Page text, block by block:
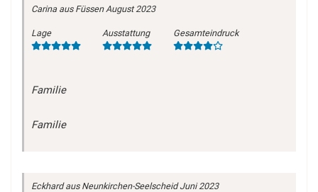
Carina aus Füssen August 2023
Lage Ausstattung Gesamteindruck
Familie
Familie
Eckhardaus Neunkirchen-Seelscheid Juni 2023